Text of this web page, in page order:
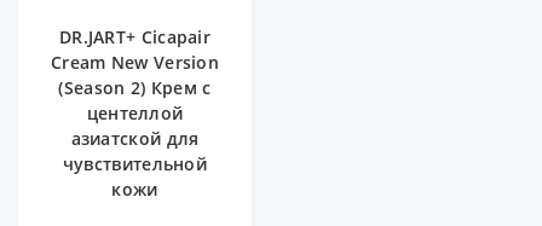
DR.JART+ Cicapair
Cream New Version
(Season 2) Крем с
центеллой
азиатской для
чувствительной
кожи